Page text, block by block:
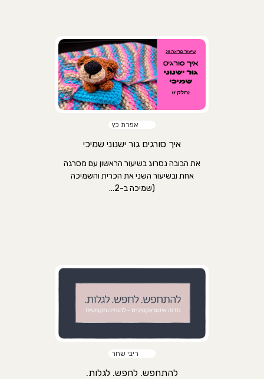
אפרת כץ
איך סורגים גור ישנוני שמיכי
את הבובה נסרוג בשיעור הראשון עם מסרגה
אחת ובשיעור השני את הכרית והשמיכה
(שמיכה ב-2...
ריבי שחר
להתחפש. לחפש. לגלות.